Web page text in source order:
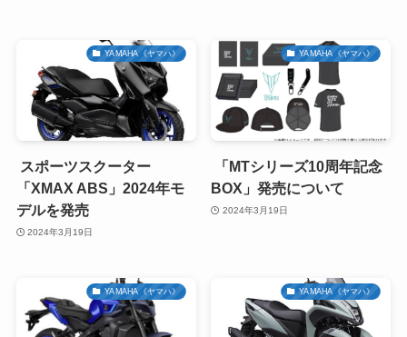
YAMAHA《ヤマハ》
スポーツスクーター
「XMAX ABS」2024年モ
デルを発売
2024年3月19日
YAMAHA《ヤマハ》
「MTシリーズ10周年記念
BOX」発売について
2024年3月19日
YAMAHA《ヤマハ》 YAMAHA《ヤマハ》